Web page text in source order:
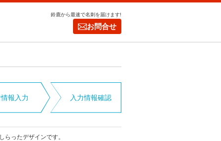
鈴鹿から最速で名刺を届けます!
お問合せ
報入力 入力情報確認
らったデザインです。